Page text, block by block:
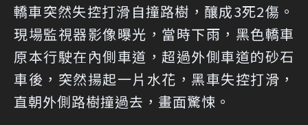
轎車突然失控打滑自撞路樹，釀成3死2傷。
現場監視器影像曝光，當時下雨，黑色轎車
原本行駛在內側車道，超過外側車道的砂石
車後，突然揚起一片水花，黑車失控打滑，
直朝外側路樹撞過去，畫面驚悚。